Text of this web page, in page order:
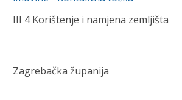
III 4 Korištenje i namjena zemljišta
Zagrebačka županija